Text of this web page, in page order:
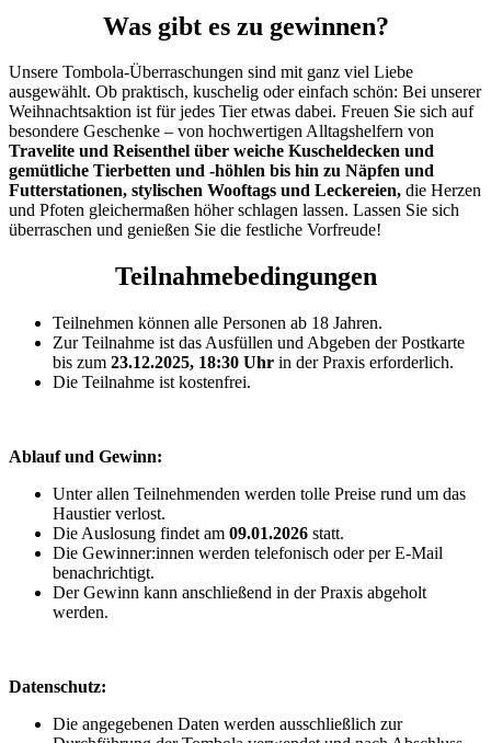
Was gibt es zu gewinnen?
Unsere Tombola-Überraschungen sind mit ganz viel Liebe
ausgewählt. Ob praktisch, kuschelig oder einfach schön: Bei unserer
Weihnachtsaktion ist für jedes Tier etwas dabei. Freuen Sie sich auf
besondere Geschenke – von hochwertigen Alltagshelfern von
Travelite und Reisenthel über weiche Kuscheldecken und
gemütliche Tierbetten und -höhlen bis hin zu Näpfen und
Futterstationen, stylischen Wooftags und Leckereien, die Herzen
und Pfoten gleichermaßen höher schlagen lassen. Lassen Sie sich
überraschen und genießen Sie die festliche Vorfreude!
Teilnahmebedingungen
Teilnehmen können alle Personen ab 18 Jahren.
Zur Teilnahme ist das Ausfüllen und Abgeben der Postkarte
bis zum 23.12.2025, 18:30 Uhr in der Praxis erforderlich.
Die Teilnahme ist kostenfrei.
Ablauf und Gewinn:
Unter allen Teilnehmenden werden tolle Preise rund um das
Haustier verlost.
Die Auslosung findet am 09.01.2026 statt.
Die Gewinner:innen werden telefonisch oder per E-Mail
benachrichtigt.
Der Gewinn kann anschließend in der Praxis abgeholt
werden.
Datenschutz:
Die angegebenen Daten werden ausschließlich zur